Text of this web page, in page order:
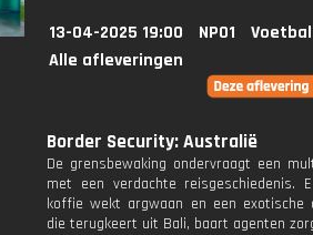
13-04-2025 19:00 NPO1
Alle afleveringen
Border Security: Australië
De grensbewaking ondervraagt een
met een verdachte reisgeschiedenis.
koffie wekt argwaan en een exotische
die terugkeert uit Bali, baart agenten